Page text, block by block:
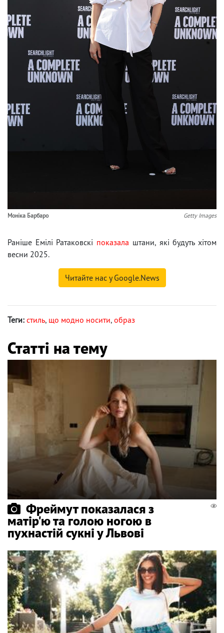
Моніка Барбаро Getty Images
Раніше Емілі Ратаковскі показала штани, які будуть хітом
весни 2025.
Читайте нас у Google.News
Теги: стиль, що модно носити, образ
Статті на тему
Фреймут показалася з
матір'ю та голою ногою в
пухнастій сукні у Львові